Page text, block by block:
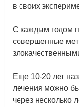
в своих
С каждым годом
совершенные
Еще 10-20 лет
лечения можно
через несколько